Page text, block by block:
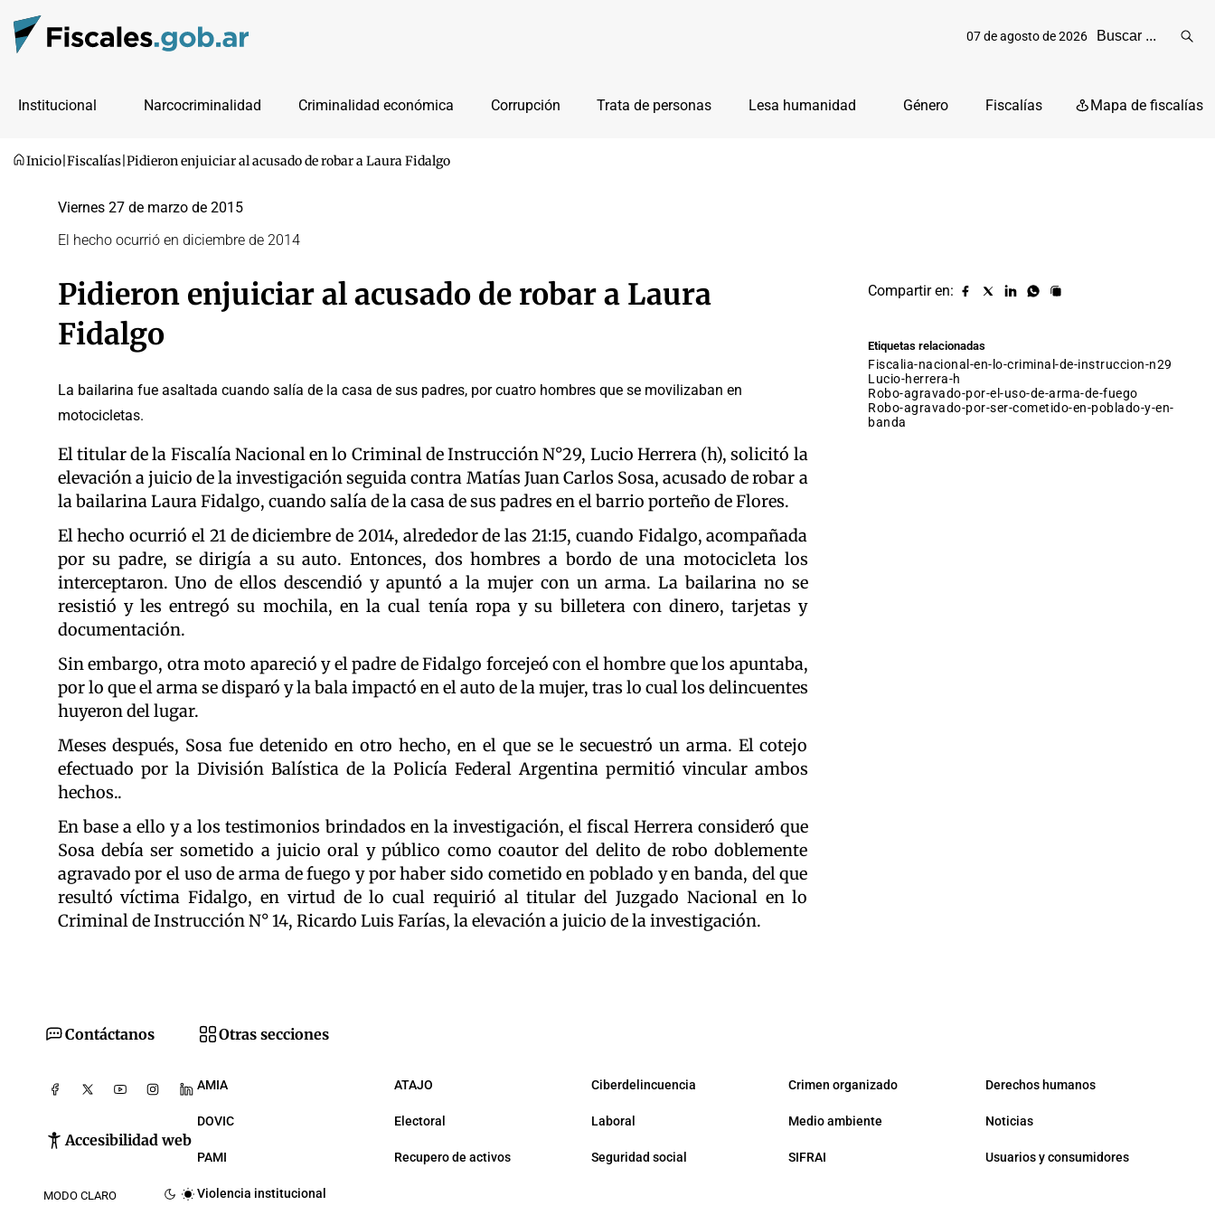
07 de agosto de 2026
Institucional Narcocriminalidad Criminalidad económica Corrupción Trata de personas Lesa humanidad Género Fiscalías Mapa de fiscalías
Inicio Fiscalías Pidieron enjuiciar al acusado de robar a Laura Fidalgo
Viernes 27 de marzo de 2015
El hecho ocurrió en diciembre de 2014
Pidieron enjuiciar al acusado de robar a Laura
Fidalgo
La bailarina fue asaltada cuando salía de la casa de sus padres, por cuatro hombres que se movilizaban en
motocicletas.
El titular de la Fiscalía Nacional en lo Criminal de Instrucción N°29, Lucio Herrera (h), solicitó la
elevación a juicio de la investigación seguida contra Matías Juan Carlos Sosa, acusado de robar a
la bailarina Laura Fidalgo, cuando salía de la casa de sus padres en el barrio porteño de Flores.
El hecho ocurrió el 21 de diciembre de 2014, alrededor de las 21:15, cuando Fidalgo, acompañada
por su padre, se dirigía a su auto. Entonces, dos hombres a bordo de una motocicleta los
interceptaron. Uno de ellos descendió y apuntó a la mujer con un arma. La bailarina no se
resistió y les entregó su mochila, en la cual tenía ropa y su billetera con dinero, tarjetas y
documentación.
Sin embargo, otra moto apareció y el padre de Fidalgo forcejeó con el hombre que los apuntaba,
por lo que el arma se disparó y la bala impactó en el auto de la mujer, tras lo cual los delincuentes
huyeron del lugar.
Meses después, Sosa fue detenido en otro hecho, en el que se le secuestró un arma. El cotejo
efectuado por la División Balística de la Policía Federal Argentina permitió vincular ambos
hechos..
En base a ello y a los testimonios brindados en la investigación, el fiscal Herrera consideró que
Sosa debía ser sometido a juicio oral y público como coautor del delito de robo doblemente
agravado por el uso de arma de fuego y por haber sido cometido en poblado y en banda, del que
resultó víctima Fidalgo, en virtud de lo cual requirió al titular del Juzgado Nacional en lo
Criminal de Instrucción N° 14, Ricardo Luis Farías, la elevación a juicio de la investigación.
Compartir en:
Compartir
Compartir
Compartir
Compartir
Copiar
Etiquetas relacionadas
fiscalia-nacional-en-lo-criminal-de-instruccion-n29
lucio-herrera-h
robo-agravado-por-el-uso-de-arma-de-fuego
robo-agravado-por-ser-cometido-en-poblado-y-en-
banda
Contáctanos
Accesibilidad web
MODO CLARO
Otras secciones
AMIA ATAJO Ciberdelincuencia Crimen organizado Derechos humanos
DOVIC Electoral Laboral Medio ambiente Noticias
PAMI Recupero de activos Seguridad social SIFRAI Usuarios y consumidores
Violencia institucional